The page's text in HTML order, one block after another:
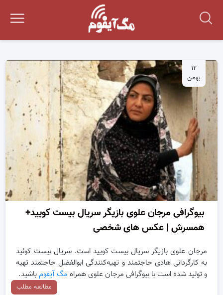
۱۲
بهمن
بیوگرافی مرجان علوی بازیگر سریال بیست کویید+
همسرش | عکس های شخصی
مرجان علوی بازیگر سریال بیست کویید است. سریال بیست کوئید
به کارگردانی هادی حاجتمند و تهیه‌کنندگی ابوالفضل حاجتمند تهیه
و تولید شده است با بیوگرافی مرجان علوی همراه مگ آیفومباشید.
مطالعه مطلب